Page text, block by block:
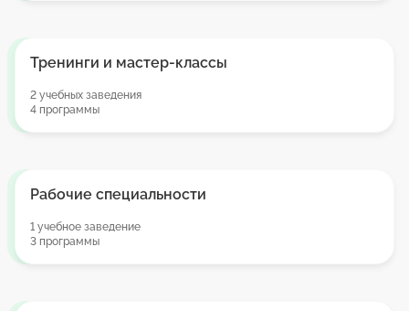
Тренинги и мастер-классы
2 учебных заведения
4 программы
Рабочие специальности
1 учебное заведение
3 программы